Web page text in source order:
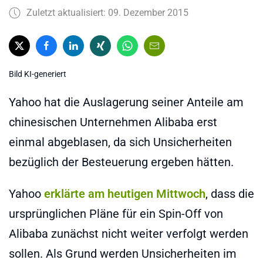
Zuletzt aktualisiert: 09. Dezember 2015
Bild KI-generiert
Yahoo hat die Auslagerung seiner Anteile am
chinesischen Unternehmen Alibaba erst
einmal abgeblasen, da sich Unsicherheiten
bezüglich der Besteuerung ergeben hätten.
Yahoo erklärte am heutigen Mittwoch, dass die
ursprünglichen Pläne für ein Spin-Off von
Alibaba zunächst nicht weiter verfolgt werden
sollen. Als Grund werden Unsicherheiten im